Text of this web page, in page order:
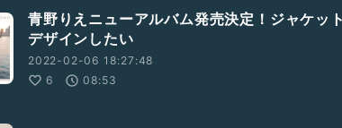
青野りえニューアルバム発売決定！ジャケッ
デザインしたい
2022-02-06 18:27:48
6
08:53